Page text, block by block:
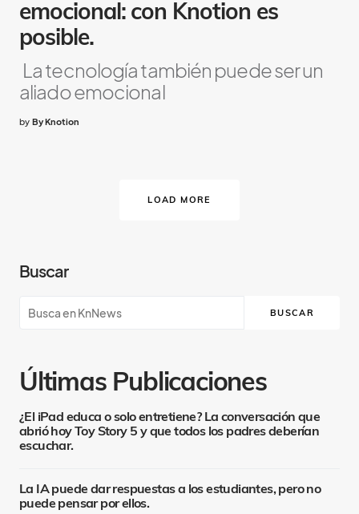
emocional: con Knotion es
posible.
La tecnología también puede ser un
aliado emocional
by By Knotion
LOAD MORE
Buscar
BUSCAR
Últimas Publicaciones
¿El iPad educa o solo entretiene? La conversación que
abrió hoy Toy Story 5 y que todos los padres deberían
escuchar.
La IA puede dar respuestas a los estudiantes, pero no
puede pensar por ellos.